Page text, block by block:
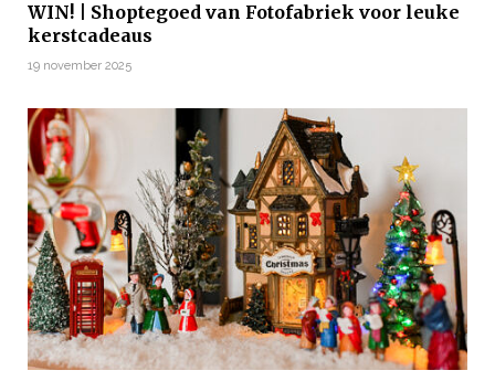
WIN! | Shoptegoed van Fotofabriek voor leuke
kerstcadeaus
19 november 2025